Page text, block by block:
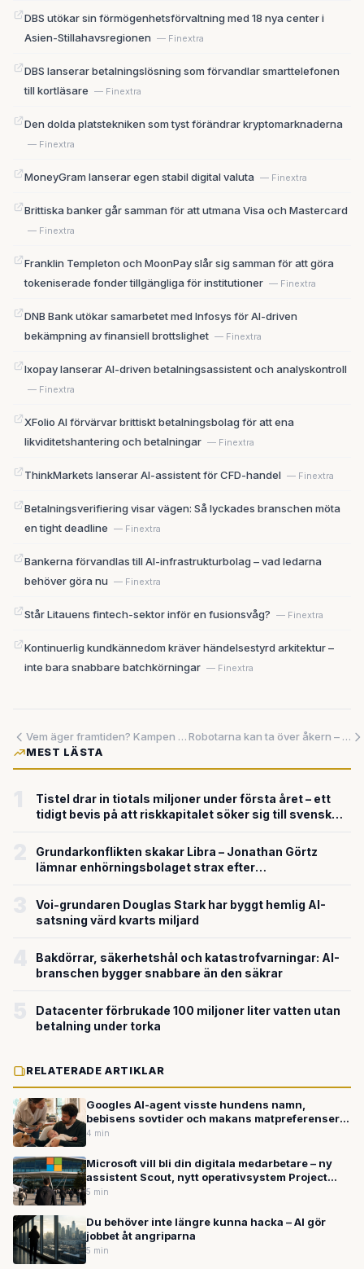
DBS utökar sin förmögenhetsförvaltning med 18 nya center i
Asien-Stillahavsregionen — Finextra
DBS lanserar betalningslösning som förvandlar smarttelefonen
till kortläsare — Finextra
Den dolda platstekniken som tyst förändrar kryptomarknaderna
— Finextra
MoneyGram lanserar egen stabil digital valuta — Finextra
Brittiska banker går samman för att utmana Visa och Mastercard
— Finextra
Franklin Templeton och MoonPay slår sig samman för att göra
tokeniserade fonder tillgängliga för institutioner — Finextra
DNB Bank utökar samarbetet med Infosys för AI-driven
bekämpning av finansiell brottslighet — Finextra
Ixopay lanserar AI-driven betalningsassistent och analyskontroll
— Finextra
XFolio AI förvärvar brittiskt betalningsbolag för att ena
likviditetshantering och betalningar — Finextra
ThinkMarkets lanserar AI-assistent för CFD-handel — Finextra
Betalningsverifiering visar vägen: Så lyckades branschen möta
en tight deadline — Finextra
Bankerna förvandlas till AI-infrastrukturbolag – vad ledarna
behöver göra nu — Finextra
Står Litauens fintech-sektor inför en fusionsvåg? — Finextra
Kontinuerlig kundkännedom kräver händelsestyrd arkitektur –
inte bara snabbare batchkörningar — Finextra
Vem äger framtiden? Kampen om att styra artificiell intelligens har aldrig varit mer kaotisk — eller mer avgörande
Robotarna kan ta över åkern – nu satsar branschen på att fasa ut kemikalierna
MEST LÄSTA
Tistel drar in tiotals miljoner under första året – ett
tidigt bevis på att riskkapitalet söker sig till svensk
Grundarkonflikten skakar Libra – Jonathan Görtz
lämnar enhörningsbolaget strax efter
Voi-grundaren Douglas Stark har byggt hemlig AI-
satsning värd kvarts miljard
Bakdörrar, säkerhetshål och katastrofvarningar: AI-
branschen bygger snabbare än den säkrar
Datacenter förbrukade 100 miljoner liter vatten utan
betalning under torka
RELATERADE ARTIKLAR
Googles AI-agent visste hundens namn,
bebisens sovtider och makans matpreferenser –
utan att ha blivit tillfrågad om det
4 min
Microsoft vill bli din digitala medarbetare – ny
assistent Scout, nytt operativsystem Project
Solara och öppen AI-standard presenterades på
5 min
Du behöver inte längre kunna hacka – AI gör
jobbet åt angriparna
5 min